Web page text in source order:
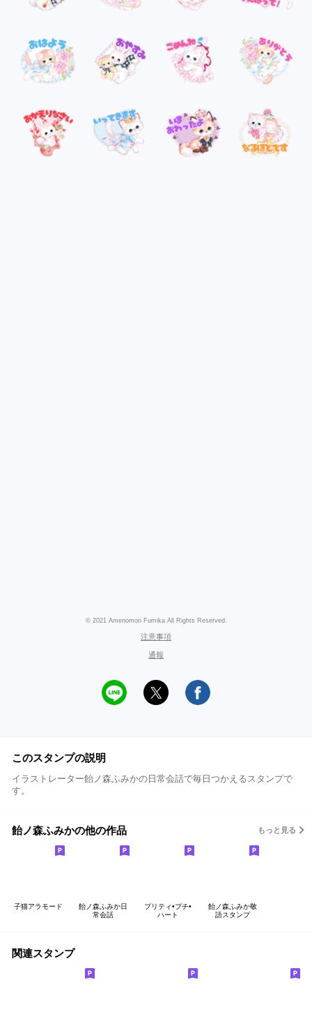
© 2021 Amenomori Fumika All Rights Reserved.
注意事項
通報
このスタンプの説明
イラストレーター飴ノ森ふみかの日常会話で毎日つかえるスタンプで
す。
飴ノ森ふみかの他の作品 もっと見る
子猫アラモード
飴ノ森ふみか日
常会話
プリティ•プチ•
ハート
飴ノ森ふみか敬
語スタンプ
関連スタンプ